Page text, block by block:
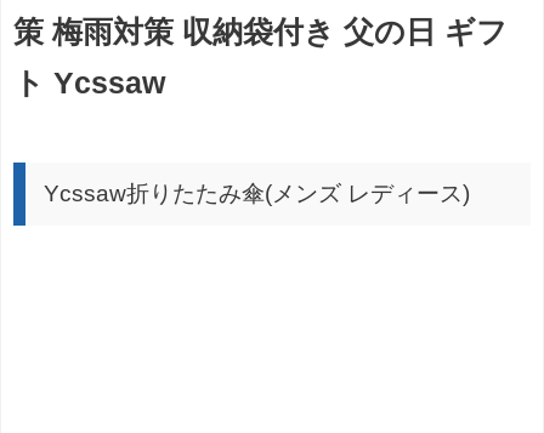
策 梅雨対策 収納袋付き 父の日 ギフ
ト Ycssaw
Ycssaw折りたたみ傘(メンズ レディース)